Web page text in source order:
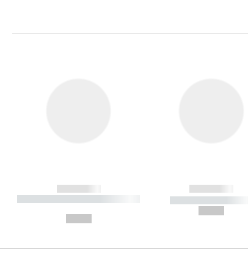
------------
----------- ----------- ----------
------------
----------- -----------